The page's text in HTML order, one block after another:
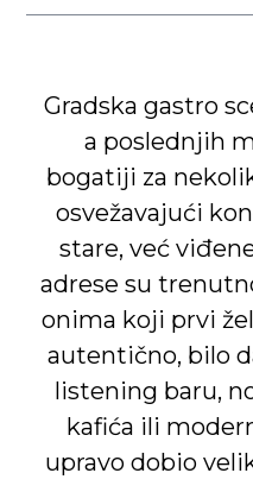
Gradska gastro
a poslednjih
bogatiji za
osvežavajući
stare, već
adrese su
onima koji prvi
autentično, bilo
listening baru,
kafića ili
upravo dobio